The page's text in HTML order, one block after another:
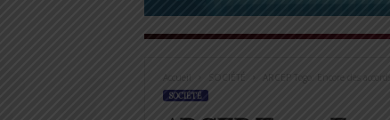
Accueil ARCEP Togo: Encore des
SOCIÉTÉ